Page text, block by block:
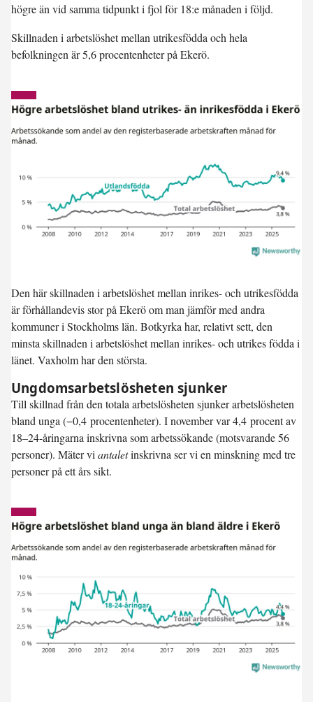
högre än vid samma tidpunkt i fjol för 18:e månaden i följd.
Skillnaden i arbetslöshet mellan utrikesfödda och hela
befolkningen är 5,6 procentenheter på Ekerö.
Den här skillnaden i arbetslöshet mellan inrikes- och utrikesfödda
är förhållandevis stor på Ekerö om man jämför med andra
kommuner i Stockholms län. Botkyrka har, relativt sett, den
minsta skillnaden i arbetslöshet mellan inrikes- och utrikes födda i
länet. Vaxholm har den största.
Ungdomsarbetslösheten sjunker
Till skillnad från den totala arbetslösheten sjunker arbetslösheten
bland unga (−0,4 procentenheter). I november var4,4 procentav
18–24-åringarna inskrivna som arbetssökande (motsvarande 56
personer). Mäter vi antaletinskrivna ser vi en minskning med tre
personer på ett års sikt.